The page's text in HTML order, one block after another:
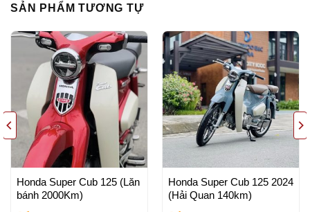
SẢN PHẨM TƯƠNG TỰ
Honda Super Cub 125 (Lăn
bánh 2000Km)
Honda Super Cub 125 2024
(Hải Quan 140km)